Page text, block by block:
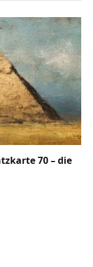
70 – die